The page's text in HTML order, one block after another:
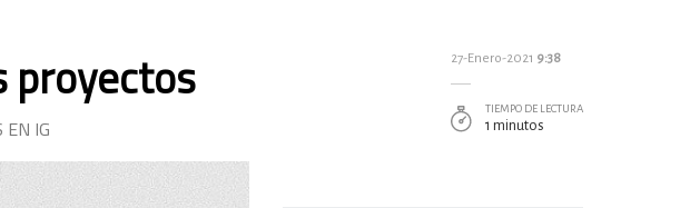
proyectos
EN IG
27-Enero-2021 9:38
TIEMPO DE LECTURA
1 minutos